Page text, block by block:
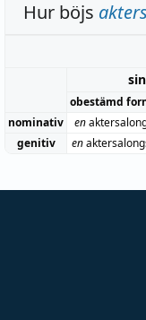
Hur böjs
obestämd
nominativ
en
genitiv
en